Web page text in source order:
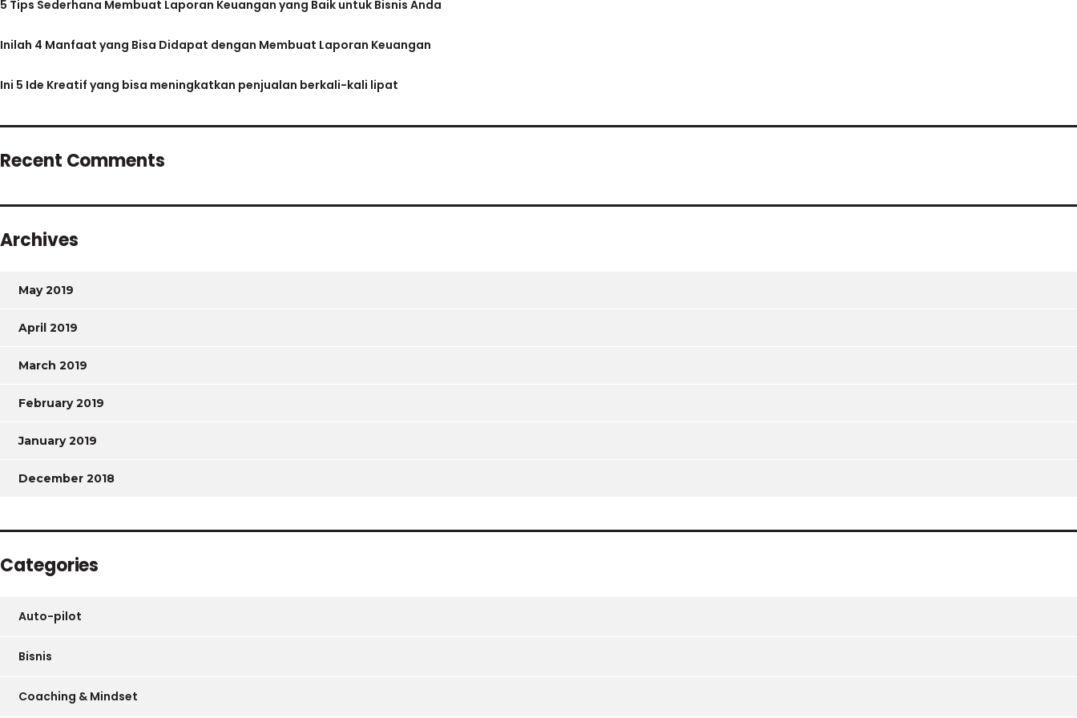
5 Tips Sederhana Membuat Laporan Keuangan yang Baik untuk Bisnis Anda
Inilah 4 Manfaat yang Bisa Didapat dengan Membuat Laporan Keuangan
Ini 5 Ide Kreatif yang bisa meningkatkan penjualan berkali-kali lipat
Recent Comments
Archives
May 2019
April 2019
March 2019
February 2019
January 2019
December 2018
Categories
Auto-pilot
Bisnis
Coaching & Mindset